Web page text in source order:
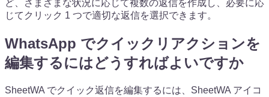
ど、さまざまな状況に応じて複数の返信を作成し、必要に応
じてクリック 1 つで適切な返信を選択できます。
WhatsApp でクイックリアクションを
編集するにはどうすればよいですか
SheetWA でクイック返信を編集するには、SheetWA アイコ